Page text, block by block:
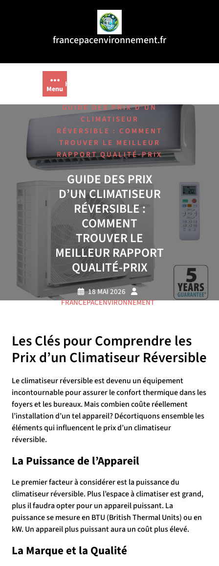
francepacenvironnement.fr
Menu HOME
GUIDE DES PRIX D’UN
CLIMATISEUR
RÉVERSIBLE : COMMENT
TROUVER LE MEILLEUR
RAPPORT QUALITÉ-PRIX
GUIDE DES PRIX
D’UN CLIMATISEUR
RÉVERSIBLE :
COMMENT
TROUVER LE
MEILLEUR RAPPORT
QUALITÉ-PRIX
18 MAI 2026
FRANCEPACENVIRONNEMENT
Les Clés pour Comprendre les
Prix d’un Climatiseur Réversible
Le climatiseur réversible est devenu un équipement
incontournable pour assurer le confort thermique dans les
foyers et les bureaux. Mais combien coûte réellement
l’installation d’un tel appareil? Décortiquons ensemble les
éléments qui influencent le prix d’un climatiseur
réversible.
La Puissance de l’Appareil
Le premier facteur à considérer est la puissance du
climatiseur réversible. Plus l’espace à climatiser est grand,
plus il faudra opter pour un appareil puissant. La
puissance se mesure en BTU (British Thermal Units) ou en
kW. Un appareil plus puissant aura un coût plus élevé.
La Marque et la Qualité